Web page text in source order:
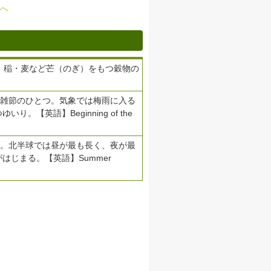
・麦など芒（のぎ）をもつ穀物の
節のひとつ。気象では梅雨に入る
いり。【英語】Beginning of the
北半球では昼が最も長く、夜が最
じまる。【英語】Summer